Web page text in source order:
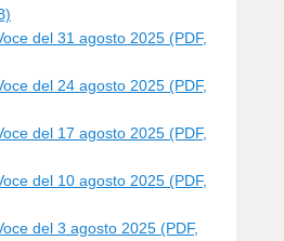
del 31 agosto 2025 (PDF,
del 24 agosto 2025 (PDF,
del 17 agosto 2025 (PDF,
del 10 agosto 2025 (PDF,
del 3 agosto 2025 (PDF,